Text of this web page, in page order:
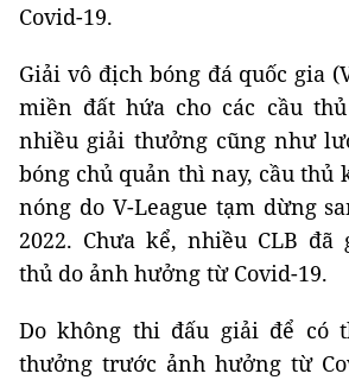
Covid-19.
Giải vô địch bóng đá quốc gia
miền đất hứa cho các cầu
nhiều giải thưởng cũng như
bóng chủ quản thì nay, cầu thủ
nóng do V-League tạm dừng
2022. Chưa kể, nhiều CLB
thủ do ảnh hưởng từ Covid-19.
Do không thi đấu giải để có
thưởng trước ảnh hưởng từ